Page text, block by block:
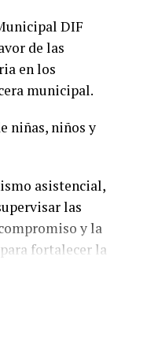
DIF
de las
en los
municipal.
niñas, niños y
asistencial,
las
y la
fortalecer la
los días
que